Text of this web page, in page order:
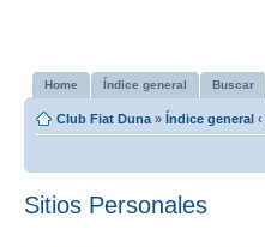
Home Índice general Buscar
Club Fiat Duna » Índice general ‹
Sitios Personales